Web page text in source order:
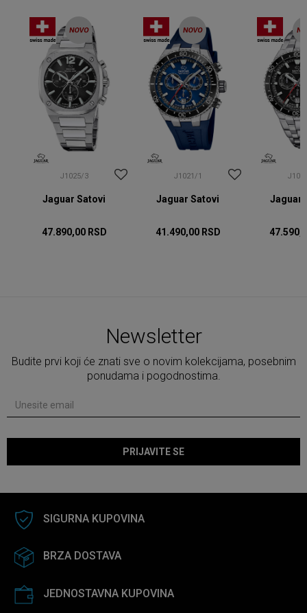
J1025/3
Jaguar Satovi
47.890,00 RSD
J1021/1
Jaguar Satovi
41.490,00 RSD
Jaguar
Newsletter
Budite prvi koji će znati sve o novim kolekcijama, posebnim
ponudama i pogodnostima.
PRIJAVITE SE
SIGURNA KUPOVINA
BRZA DOSTAVA
JEDNOSTAVNA KUPOVINA